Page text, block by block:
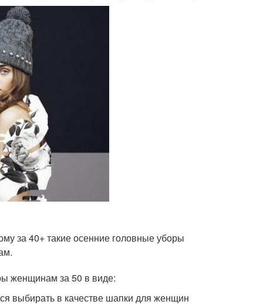
за 40+ такие осенние головные уборы
женщинам за 50 в виде:
выбирать в качестве шапки для женщин